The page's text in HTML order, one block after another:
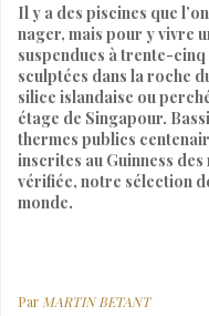
Il y a des piscines que
nager, mais pour y vivre
suspendues à trente-
sculptées dans la roche
silice islandaise ou
étage de Singapour.
thermes publics
inscrites au Guinness
vérifiée, notre sélection
monde.
Par MARTIN BETANT